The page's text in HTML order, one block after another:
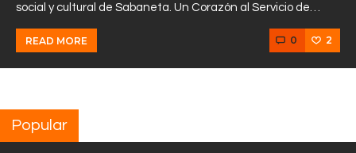
social y cultural de Sabaneta. Un Corazón al Servicio de…
READ MORE 0 2
Popular